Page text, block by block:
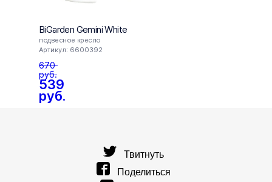
BiGarden Gemini White
подвесное кресло
Артикул: 6600392
539
руб.
670
руб.
Твитнуть
Поделиться